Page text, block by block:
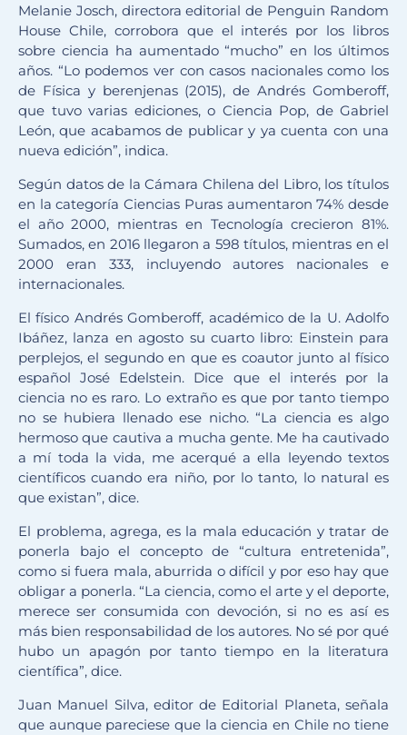
Melanie Josch, directora editorial de Penguin Random
House Chile, corrobora que el interés por los libros
sobre ciencia ha aumentado “mucho” en los últimos
años. “Lo podemos ver con casos nacionales como los
de Física y berenjenas (2015), de Andrés Gomberoff,
que tuvo varias ediciones, o Ciencia Pop, de Gabriel
León, que acabamos de publicar y ya cuenta con una
nueva edición”, indica.
Según datos de la Cámara Chilena del Libro, los títulos
en la categoría Ciencias Puras aumentaron 74% desde
el año 2000, mientras en Tecnología crecieron 81%.
Sumados, en 2016 llegaron a 598 títulos, mientras en el
2000 eran 333, incluyendo autores nacionales e
internacionales.
El físico Andrés Gomberoff, académico de la U. Adolfo
Ibáñez, lanza en agosto su cuarto libro: Einstein para
perplejos, el segundo en que es coautor junto al físico
español José Edelstein. Dice que el interés por la
ciencia no es raro. Lo extraño es que por tanto tiempo
no se hubiera llenado ese nicho. “La ciencia es algo
hermoso que cautiva a mucha gente. Me ha cautivado
a mí toda la vida, me acerqué a ella leyendo textos
científicos cuando era niño, por lo tanto, lo natural es
que existan”, dice.
El problema, agrega, es la mala educación y tratar de
ponerla bajo el concepto de “cultura entretenida”,
como si fuera mala, aburrida o difícil y por eso hay que
obligar a ponerla. “La ciencia, como el arte y el deporte,
merece ser consumida con devoción, si no es así es
más bien responsabilidad de los autores. No sé por qué
hubo un apagón por tanto tiempo en la literatura
científica”, dice.
Juan Manuel Silva, editor de Editorial Planeta, señala
que aunque pareciese que la ciencia en Chile no tiene